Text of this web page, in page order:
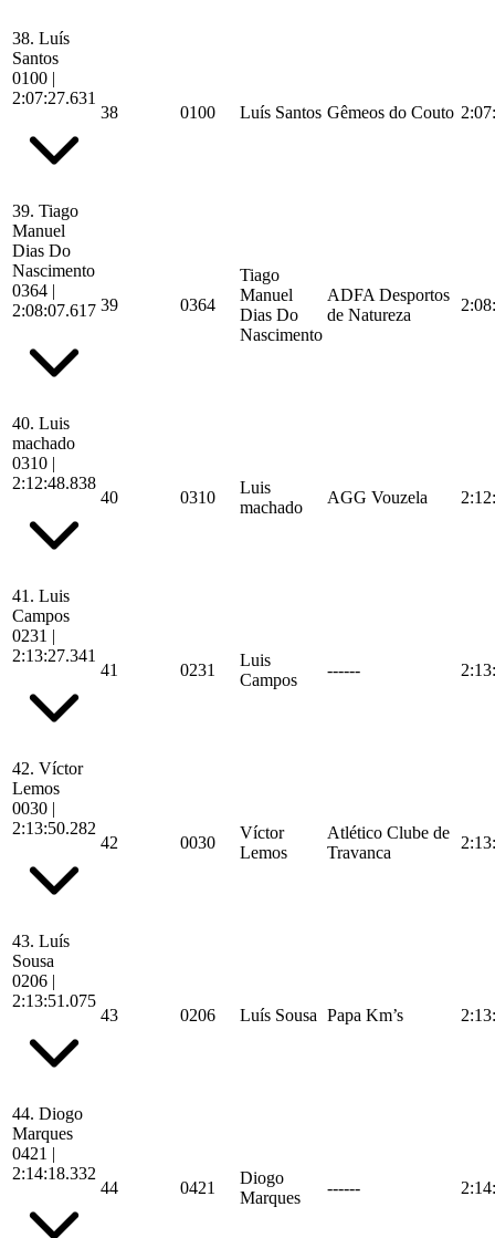
38. Luís
Santos
0100 |
2:07:27.631
38 0100 Luís Santos Gêmeos do Couto
39. Tiago
Manuel
Dias Do
Nascimento
0364 |
2:08:07.617 39 0364
Tiago
Manuel
Dias Do
Nascimento
ADFA Desportos
de Natureza
40. Luis
machado
0310 |
2:12:48.838
40 0310
Luis
machado
AGG Vouzela
41. Luis
Campos
0231 |
2:13:27.341
41 0231
Luis
Campos
------
42. Víctor
Lemos
0030 |
2:13:50.282
42 0030
Víctor
Lemos
Atlético Clube de
Travanca
43. Luís
Sousa
0206 |
2:13:51.075
43 0206 Luís Sousa Papa Km’s
44. Diogo
Marques
0421 |
2:14:18.332
44 0421
Diogo
Marques
------